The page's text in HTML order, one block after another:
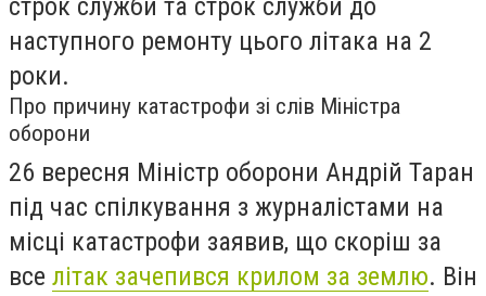
строк служби та строк служби до
наступного ремонту цього літака на 2
роки.
Про причину катастрофи зі слів Міністра
оборони
26 вересня Міністр оборони Андрій Таран
під час спілкування з журналістами на
місці катастрофи заявив, що скоріш за
все літак зачепився крилом за землю. Він